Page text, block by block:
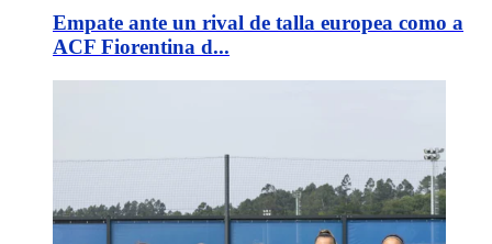
Empate ante un rival de talla europea como a
ACF Fiorentina d...